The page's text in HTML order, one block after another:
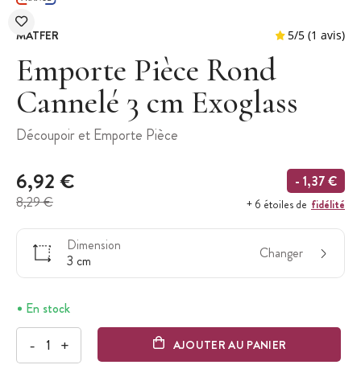
MATFER
Emporte Pièce Rond
Cannelé 3 cm Exoglass
Découpoir et Emporte Pièce
6,92 €
8,29 €
- 1,37 €
+ 6 étoiles de fidélité
Dimension
3 cm
Changer
En stock
- + AJOUTER AU PANIER